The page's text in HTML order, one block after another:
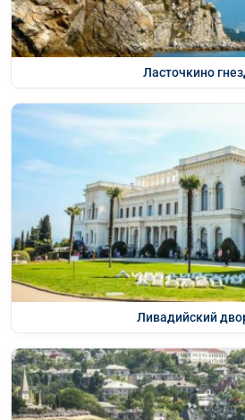
Ласточкино
Ливадийский